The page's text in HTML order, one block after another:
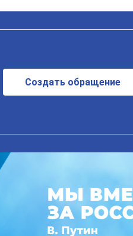
Создать обращение